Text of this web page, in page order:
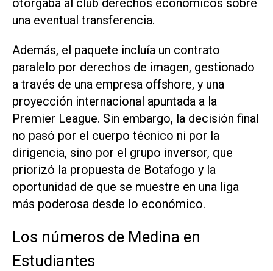
otorgaba al club derechos económicos sobre
una eventual transferencia.
Además, el paquete incluía un contrato
paralelo por derechos de imagen, gestionado
a través de una empresa offshore, y una
proyección internacional apuntada a la
Premier League. Sin embargo, la decisión final
no pasó por el cuerpo técnico ni por la
dirigencia, sino por el grupo inversor, que
priorizó la propuesta de Botafogo y la
oportunidad de que se muestre en una liga
más poderosa desde lo económico.
Los números de Medina en
Estudiantes